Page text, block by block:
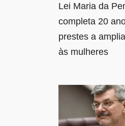
Lei Maria da
completa 20
prestes a
às mulheres